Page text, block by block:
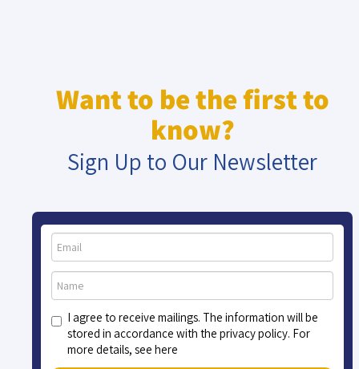
Want to be the first to
know?
Sign Up to Our Newsletter
I agree to receive mailings. The information will be
stored in accordance with the privacy policy. For
more details, see here